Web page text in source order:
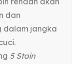
dan
dalam jangka
5 Stain